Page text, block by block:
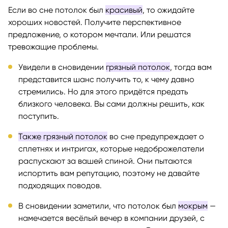
Если во сне потолок был красивый, то ожидайте
хороших новостей. Получите перспективное
предложение, о котором мечтали. Или решатся
тревожащие проблемы.
Увидели в сновидении грязный потолок, тогда вам
представится шанс получить то, к чему давно
стремились. Но для этого придётся предать
близкого человека. Вы сами должны решить, как
поступить.
Также грязный потолок во сне предупреждает о
сплетнях и интригах, которые недоброжелатели
распускают за вашей спиной. Они пытаются
испортить вам репутацию, поэтому не давайте
подходящих поводов.
В сновидении заметили, что потолок был мокрым —
намечается весёлый вечер в компании друзей, с